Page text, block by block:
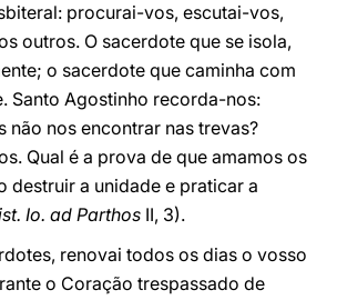
procurai-vos, escutai-vos,
outros. O sacerdote que se isola,
o sacerdote que caminha com
Santo Agostinho recorda-nos:
não nos encontrar nas trevas?
Qual é a prova de que amamos os
destruir a unidade e praticar a
Io. ad Parthos II, 3).
renovai todos os dias o vosso
o Coração trespassado de